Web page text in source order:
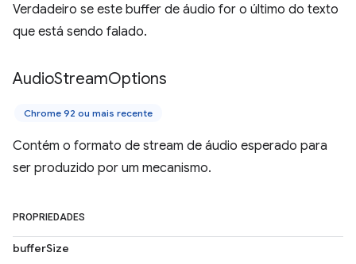
Verdadeiro se este buffer de áudio for o último do texto
que está sendo falado.
AudioStreamOptions
Chrome 92 ou mais recente
Contém o formato de stream de áudio esperado para
ser produzido por um mecanismo.
PROPRIEDADES
bufferSize